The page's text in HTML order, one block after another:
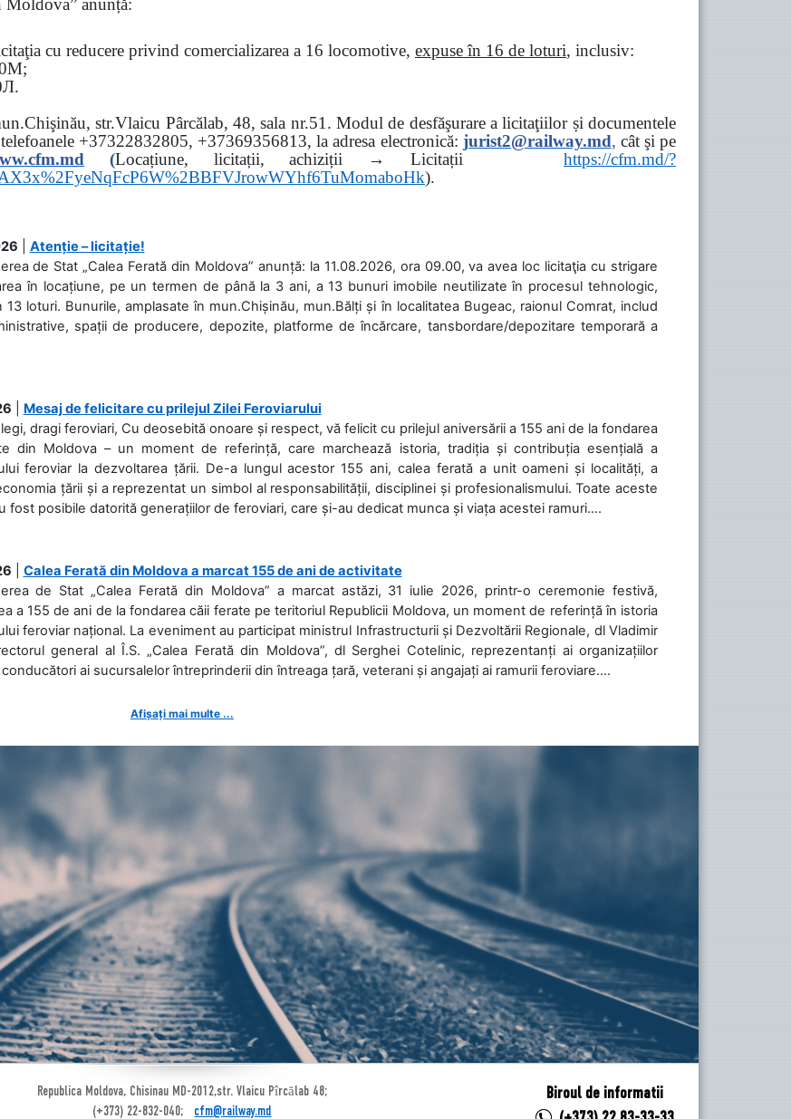
Moldova” anunță:
cu reducere privind comercializarea a 16 locomotive, expuse în 16 de loturi, inclusiv:
М;
Л.
str.Vlaicu Pârcălab, 48, sala nr.51.Modul de desfăşurare a licitaţiilor și documentele
telefoanele +37322832805, +37369356813, la adresa electronică: jurist2@railway.md, cât şi pe
cfm.md (Locațiune, licitații, achiziții → Licitațiihttps://cfm.md/?
).
Atenție – licitație!
de Stat „Calea Ferată din Moldova” anunță: la 11.08.2026, ora 09.00, va avea loc licitaţia cu strigare
în locațiune, pe un termen de până la 3 ani, a 13 bunuri imobile neutilizate în procesul tehnologic,
13 loturi. Bunurile, amplasate în mun.Chișinău, mun.Bălți și în localitatea Bugeac, raionul Comrat, includ
spații de producere, depozite, platforme de încărcare, tansbordare/depozitare temporară a
Mesaj de felicitare cu prilejul Zilei Feroviarului
dragi feroviari, Cu deosebită onoare și respect, vă felicit cu prilejul aniversării a 155 ani de la fondarea
din Moldova – un moment de referință, care marchează istoria, tradiția și contribuția esențială a
feroviar la dezvoltarea țării. De-a lungul acestor 155 ani, calea ferată a unit oameni și localități, a
țării și a reprezentat un simbol al responsabilității, disciplinei și profesionalismului. Toate aceste
fost posibile datorită generațiilor de feroviari, care și-au dedicat munca și viața acestei ramuri....
Calea Ferată din Moldova a marcat 155 de ani de activitate
de Stat „Calea Ferată din Moldova” a marcat astăzi, 31 iulie 2026, printr-o ceremonie festivă,
a 155 de ani de la fondarea căii ferate pe teritoriul Republicii Moldova, un moment de referință în istoria
feroviar național. La eveniment au participat ministrul Infrastructurii și Dezvoltării Regionale, dl Vladimir
general al Î.S. „Calea Ferată din Moldova”, dl Serghei Cotelinic, reprezentanți ai organizațiilor
ai sucursalelor întreprinderii din întreaga țară, veterani și angajați ai ramurii feroviare....
Afișați mai multe ...
Republica Moldova, Chisinau MD-2012,str. Vlaicu Pîrcălab 48;
(+373) 22-832-040; cfm@railway.md
Biroul de informatii